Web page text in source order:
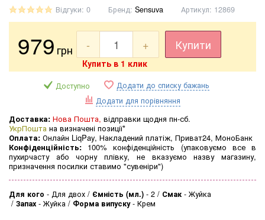
Відгуки: 0 Бренд: Sensuva Артикул: 12869
979 грн - + Купити
Купить в 1 клик
Доступно
Додати до списку бажань
Додати для порівняння
Доставка: Нова Пошта, відправки щодня пн-сб.
УкрПошта на визначені позиції*
Оплата: Онлайн LiqPay, Накладений платіж, Приват24, МоноБанк
Конфіденційність: 100% конфіденційність (упаковуємо все в
пухирчасту або чорну плівку, не вказуємо назву магазину,
призначення посилки ставимо "сувеніри")
Для кого - Для двох Ємність (мл.) - 2 Смак - Жуйка
Запах - Жуйка Форма випуску - Крем